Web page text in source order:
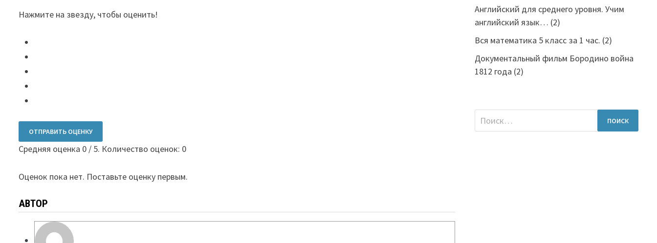
Нажмите на звезду, чтобы оценить!
ОТПРАВИТЬ ОЦЕНКУ
Средняя оценка 0 / 5. Количество оценок: 0
Оценок пока нет. Поставьте оценку первым.
АВТОР
Английский для среднего уровня. Учим
английский язык… (2)
Вся математика 5 класс за 1 час. (2)
Документальный фильм Бородино война
1812 года (2)
Найти: